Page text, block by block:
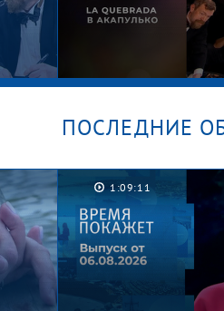
La Quebrada в
Где? Когда?».
сезона 2025/26.
выпуска от
ПОСЛЕДНИЕ
1:09:11